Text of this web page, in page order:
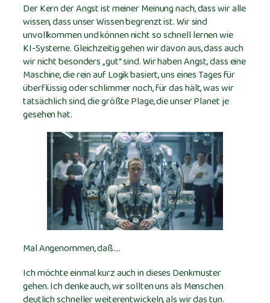
Der Kern der Angst ist meiner Meinung nach, dass wir alle
wissen, dass unser Wissen begrenzt ist. Wir sind
unvollkommen und können nicht so schnell lernen wie
KI-Systeme. Gleichzeitig gehen wir davon aus, dass auch
wir nicht besonders „gut“ sind. Wir haben Angst, dass eine
Maschine, die rein auf Logik basiert, uns eines Tages für
überflüssig oder schlimmer noch, für das hält, was wir
tatsächlich sind, die größte Plage, die unser Planet je
gesehen hat.
Mal Angenommen, daß….
Ich möchte einmal kurz auch in dieses Denkmuster
gehen. Ich denke auch, wir sollten uns als Menschen